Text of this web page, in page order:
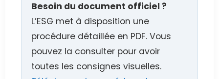
Besoin du document officiel ?
L’ESG met à disposition une
procédure détaillée en PDF. Vous
pouvez la consulter pour avoir
toutes les consignes visuelles.